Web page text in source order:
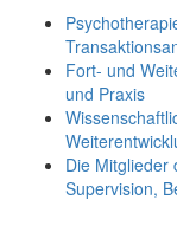
Fort- und
und Praxis
Die Mitglieder
Supervision,